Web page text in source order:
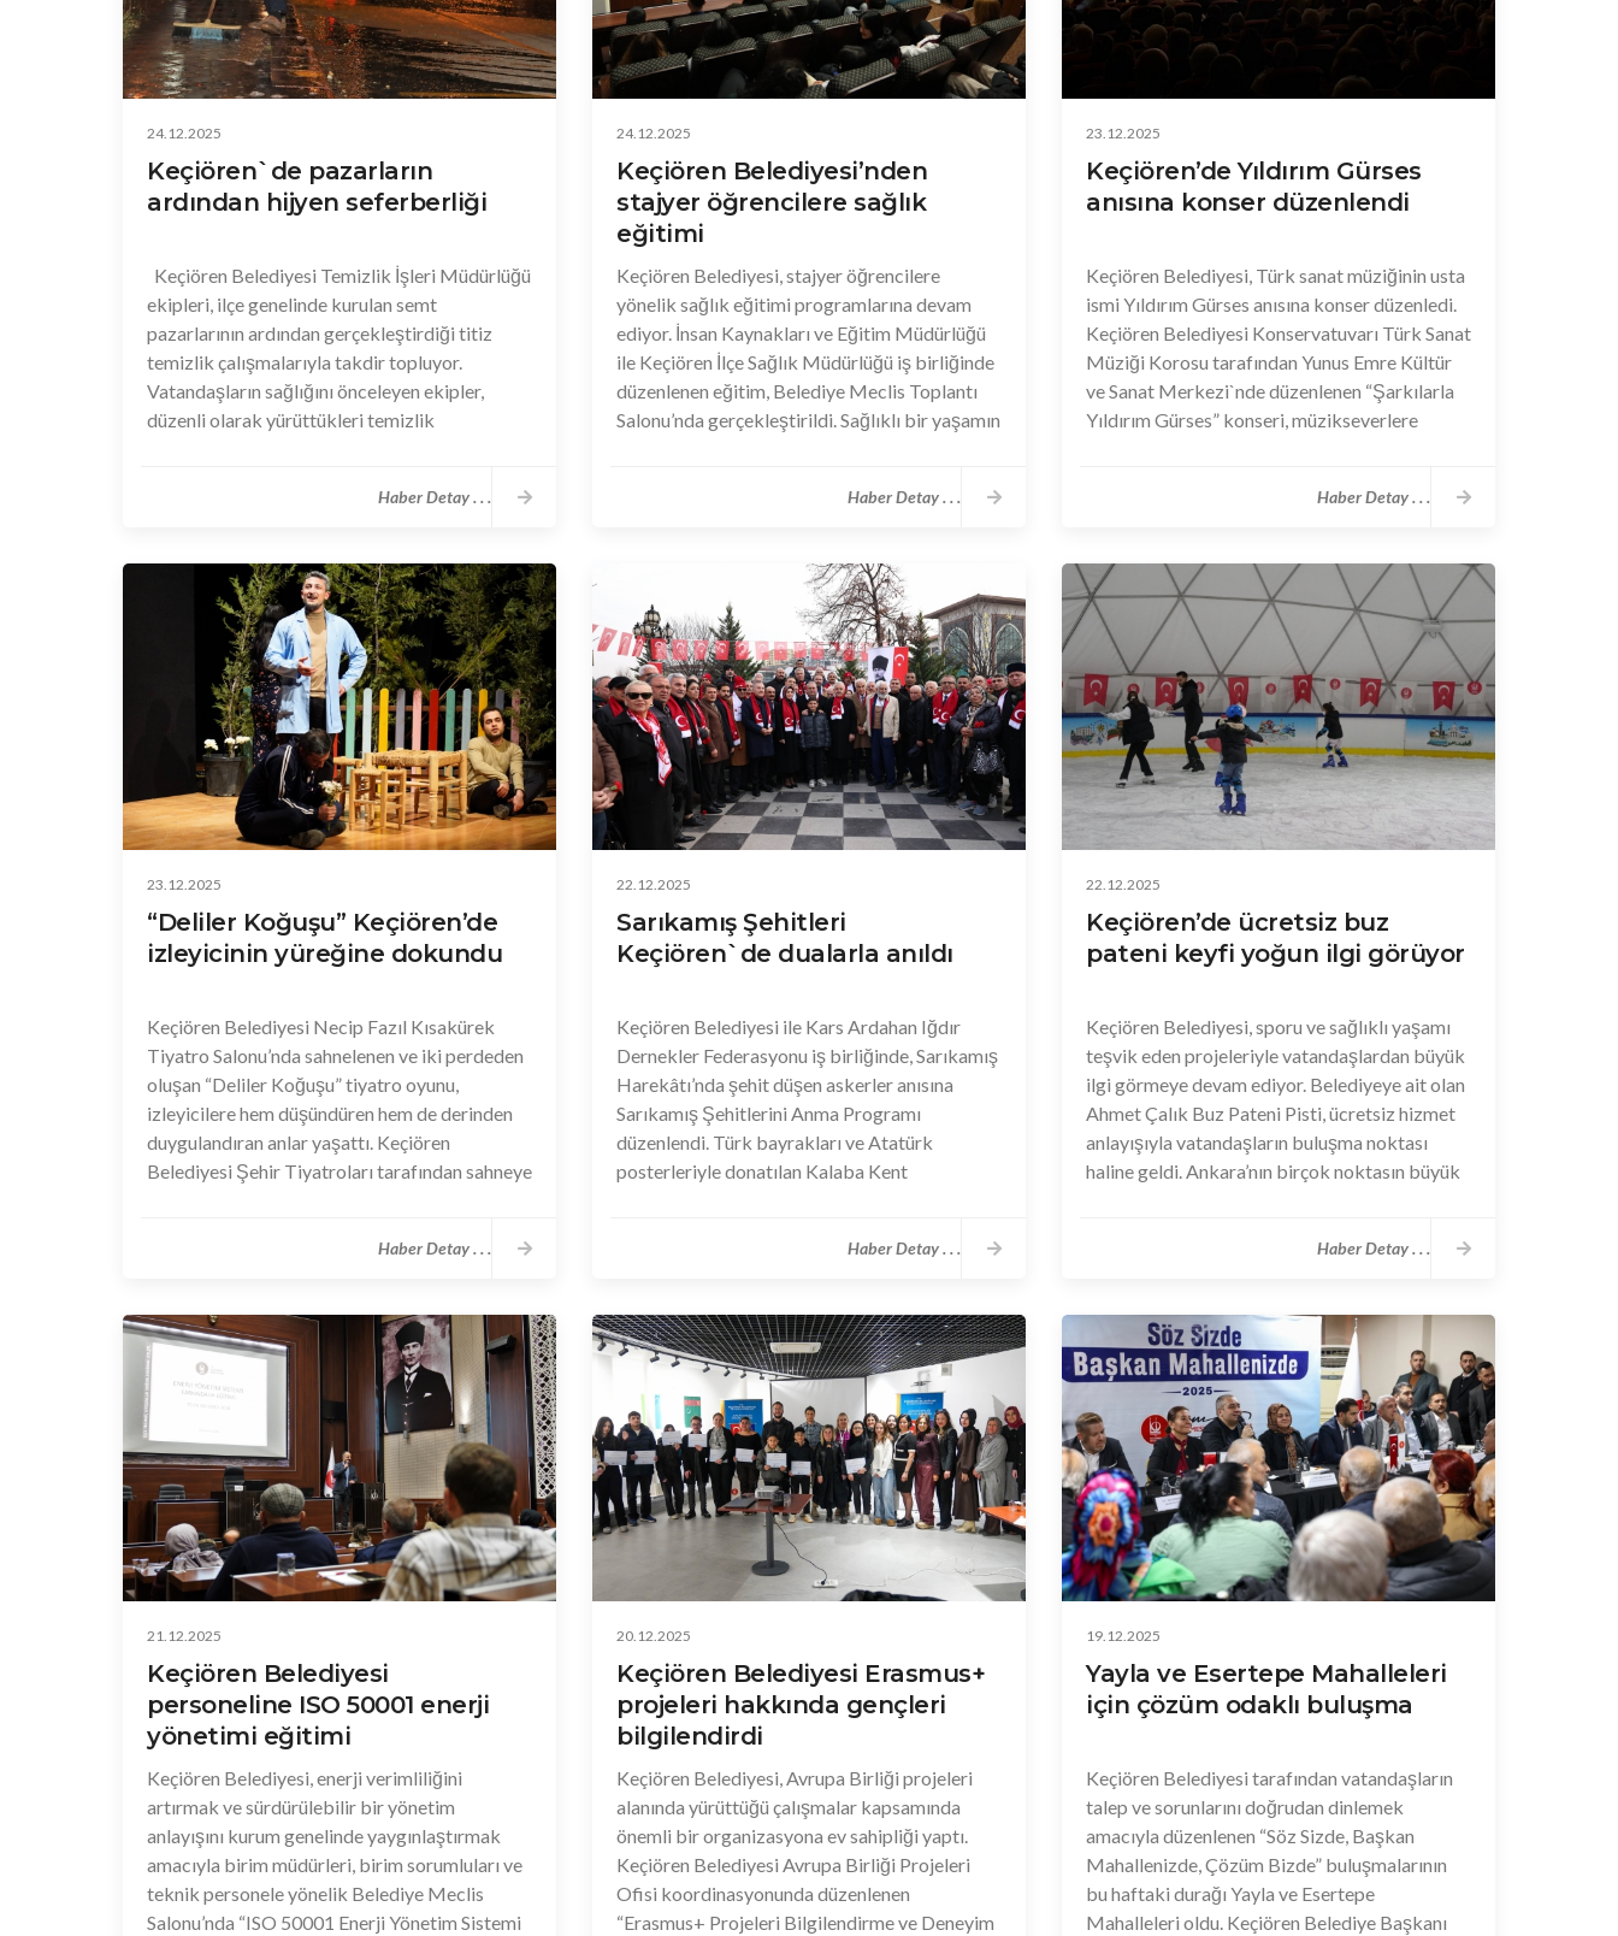
24.12.2025
Keçiören`de pazarların
ardından hijyen seferberliği
Keçiören Belediyesi Temizlik İşleri Müdürlüğü
ekipleri, ilçe genelinde kurulan semt
pazarlarının ardından gerçekleştirdiği titiz
temizlik çalışmalarıyla takdir topluyor.
Vatandaşların sağlığını önceleyen ekipler,
düzenli olarak yürüttükleri temizlik
Haber Detay . . .
24.12.2025
Keçiören Belediyesi’nden
stajyer öğrencilere sağlık
eğitimi
Keçiören Belediyesi, stajyer öğrencilere
yönelik sağlık eğitimi programlarına devam
ediyor. İnsan Kaynakları ve Eğitim Müdürlüğü
ile Keçiören İlçe Sağlık Müdürlüğü iş birliğinde
düzenlenen eğitim, Belediye Meclis Toplantı
Salonu’nda gerçekleştirildi. Sağlıklı bir yaşamın
eğitim öğrenciler tarafından dikkatle takip
hemşireden oluşan ekip; “Sağlıklı beslenme ve
obezite, fiziksel aktivite ve egzersizin önemi,
bulaşıcı hastalıklardan korunma yöntemleri,
cinsel sağlık ve üreme sağlığı” konularında
bilgilendirici sunumlar yaptı. Eğitim boyunca
öğrencilerin merak ettikleri sorular
yanıtlanırken, günlük yaşamda
uygulanabilecek sağlıklı alışkanlıklar üzerinde
pratik öneriler paylaşıldı.
Haber Detay . . .
23.12.2025
Keçiören’de Yıldırım Gürses
anısına konser düzenlendi
Keçiören Belediyesi, Türk sanat müziğinin usta
ismi Yıldırım Gürses anısına konser düzenledi.
Keçiören Belediyesi Konservatuvarı Türk Sanat
Müziği Korosu tarafından Yunus Emre Kültür
ve Sanat Merkezi`nde düzenlenen “Şarkılarla
Yıldırım Gürses” konseri, müzikseverlere
programda usta sanatçının hafızalara kazınan
seslendirildi.
Haber Detay . . .
23.12.2025
“Deliler Koğuşu” Keçiören’de
izleyicinin yüreğine dokundu
Keçiören Belediyesi Necip Fazıl Kısakürek
Tiyatro Salonu’nda sahnelenen ve iki perdeden
oluşan “Deliler Koğuşu” tiyatro oyunu,
izleyicilere hem düşündüren hem de derinden
duygulandıran anlar yaşattı. Keçiören
Belediyesi Şehir Tiyatroları tarafından sahneye
dokundu. Zaman zaman gülümseten
özellikle dramatik anlatımıyla salondaki birçok
izleyiciyi gözyaşlarına boğdu. Oyun boyunca
ve finalde yükselen alkışlar, izleyicilerin
sahnedeki performansa duyduğu beğeniyi
Haber Detay . . .
22.12.2025
Sarıkamış Şehitleri
Keçiören`de dualarla anıldı
Keçiören Belediyesi ile Kars Ardahan Iğdır
Dernekler Federasyonu iş birliğinde, Sarıkamış
Harekâtı’nda şehit düşen askerler anısına
Sarıkamış Şehitlerini Anma Programı
düzenlendi. Türk bayrakları ve Atatürk
posterleriyle donatılan Kalaba Kent
İstiklal Marşı ile başladı. Ardından Kur’an-ı
Haber Detay . . .
22.12.2025
Keçiören’de ücretsiz buz
pateni keyfi yoğun ilgi görüyor
Keçiören Belediyesi, sporu ve sağlıklı yaşamı
teşvik eden projeleriyle vatandaşlardan büyük
ilgi görmeye devam ediyor. Belediyeye ait olan
Ahmet Çalık Buz Pateni Pisti, ücretsiz hizmet
anlayışıyla vatandaşların buluşma noktası
haline geldi. Ankara’nın birçok noktasın büyük
ücretsiz hizmet veren tesis, yalnızca pazartesi
kapalı bulunuyor. Tamamen ücretsiz olarak
vatandaşların kullanımında olan buz pateni
pistinden hafta içi günlerde hem çocuklar hem
de yetişkinler yararlanabilirken; hafta sonları
ise yalnızca 5–17 yaş aralığındaki çocuklar buz
pateni keyfini ücretsiz olarak yaşayabiliyor.
Haber Detay . . .
21.12.2025
Keçiören Belediyesi
personeline ISO 50001 enerji
yönetimi eğitimi
Keçiören Belediyesi, enerji verimliliğini
artırmak ve sürdürülebilir bir yönetim
anlayışını kurum genelinde yaygınlaştırmak
amacıyla birim müdürleri, birim sorumluları ve
teknik personele yönelik Belediye Meclis
Salonu’nda “ISO 50001 Enerji Yönetim Sistemi
20.12.2025
Keçiören Belediyesi Erasmus+
projeleri hakkında gençleri
bilgilendirdi
Keçiören Belediyesi, Avrupa Birliği projeleri
alanında yürüttüğü çalışmalar kapsamında
önemli bir organizasyona ev sahipliği yaptı.
Keçiören Belediyesi Avrupa Birliği Projeleri
Ofisi koordinasyonunda düzenlenen
“Erasmus+ Projeleri Bilgilendirme ve Deneyim
19.12.2025
Yayla ve Esertepe Mahalleleri
için çözüm odaklı buluşma
Keçiören Belediyesi tarafından vatandaşların
talep ve sorunlarını doğrudan dinlemek
amacıyla düzenlenen “Söz Sizde, Başkan
Mahallenizde, Çözüm Bizde” buluşmalarının
bu haftaki durağı Yayla ve Esertepe
Mahalleleri oldu. Keçiören Belediye Başkanı